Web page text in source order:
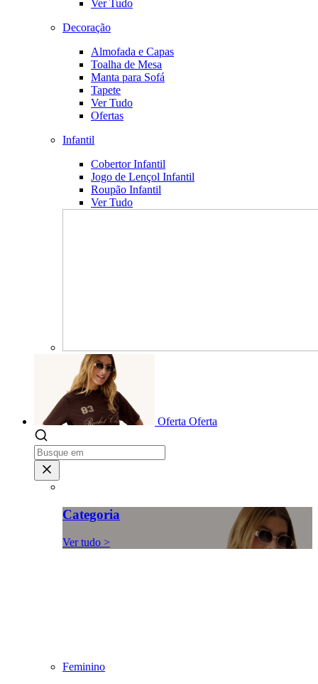
Ver Tudo
Decoração
Almofada e Capas
Toalha de Mesa
Manta para Sofá
Tapete
Ver Tudo
Ofertas
Infantil
Cobertor Infantil
Jogo de Lençol Infantil
Roupão Infantil
Ver Tudo
Oferta Oferta
Categoria
Ver tudo >
Feminino